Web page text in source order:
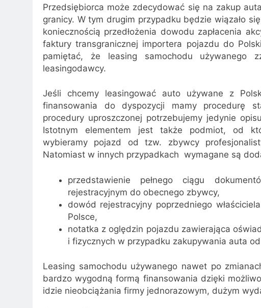
Przedsiębiorca może zdecydować się na zakup
granicy. W tym drugim przypadku będzie wiązało
koniecznością przedłożenia dowodu zapłacenia
faktury transgranicznej importera pojazdu do
pamiętać, że leasing samochodu
leasingodawcy.
Jeśli chcemy leasingować auto używane z
finansowania do dyspozycji mamy procedurę
procedury uproszczonej potrzebujemy jedynie
Istotnym elementem jest także podmiot, od
wybieramy pojazd od tzw. zbywcy
Natomiast w innych przypadkach wymagane są
przedstawienie pełnego ciągu
rejestracyjnym do obecnego zbywcy,
dowód rejestracyjny poprzedniego
Polsce,
notatka z oględzin pojazdu zawierająca
i fizycznych w przypadku zakupywania auta
Leasing samochodu używanego nawet po
bardzo wygodną formą finansowania dzięki
idzie nieobciążania firmy jednorazowym, dużym